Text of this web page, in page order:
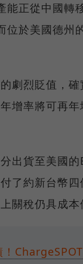
能正從中國轉
於美國德州
劇烈貶值，
增率將可再
出貨至美國
了約新台幣
關稅仍具成本